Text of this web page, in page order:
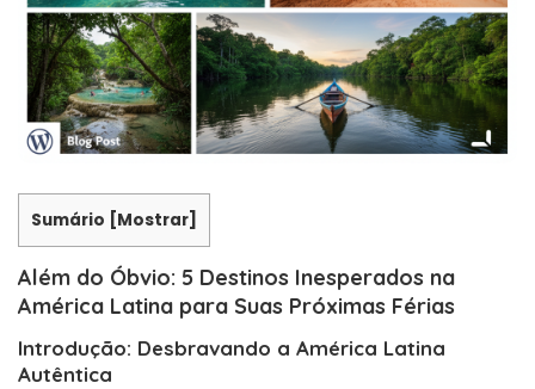
Sumário [Mostrar]
Além do Óbvio: 5 Destinos Inesperados na
América Latina para Suas Próximas Férias
Introdução: Desbravando a América Latina
Autêntica